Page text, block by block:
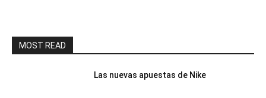
MOST READ
Las nuevas apuestas de Nike